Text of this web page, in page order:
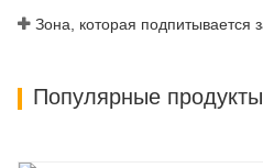
Популярные продукты